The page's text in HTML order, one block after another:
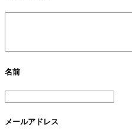
名前
メールアドレス